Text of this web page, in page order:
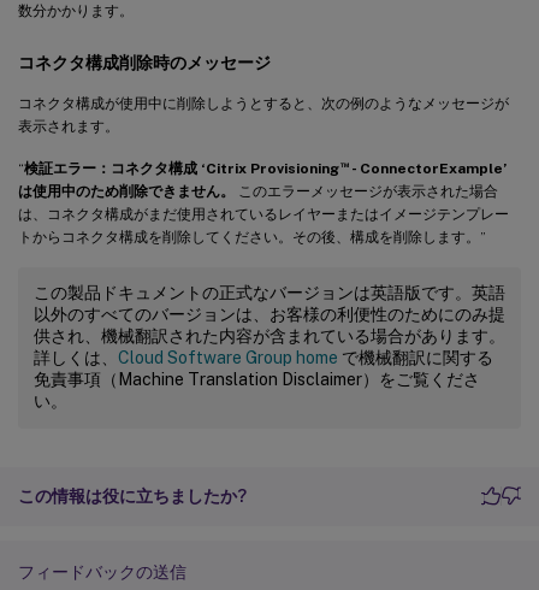
数分かかります。
コネクタ構成削除時のメッセージ
コネクタ構成が使用中に削除しようとすると、次の例のようなメッセージが
表示されます。
“検証エラー：コネクタ構成 ‘Citrix Provisioning™- ConnectorExample’
は使用中のため削除できません。
このエラーメッセージが表示された場合
は、コネクタ構成がまだ使用されているレイヤーまたはイメージテンプレー
トからコネクタ構成を削除してください。その後、構成を削除します。”
この製品ドキュメントの正式なバージョンは英語版です。英語
以外のすべてのバージョンは、お客様の利便性のためにのみ提
供され、機械翻訳された内容が含まれている場合があります。
詳しくは、 Cloud Software Group home で機械翻訳に関する
免責事項（Machine Translation Disclaimer）をご覧くださ
い。
この情報は役に立ちましたか?
フィードバックの送信